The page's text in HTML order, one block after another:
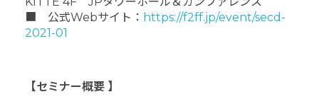
■ 公式Webサイト： https://f2ff.jp/event/secd-
2021-01
【セミナー概要 】